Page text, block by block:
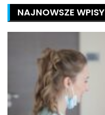
NAJNOWSZE WPISY